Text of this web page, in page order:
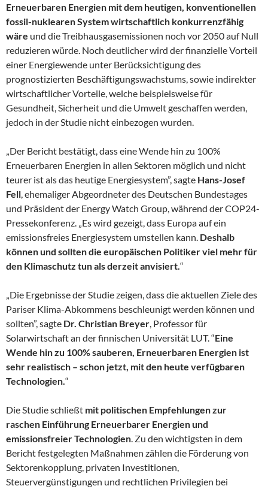
Erneuerbaren Energien mit dem heutigen, konventionellen
fossil-nuklearen System wirtschaftlich konkurrenzfähig
wäre und die Treibhausgasemissionen noch vor 2050 auf Null
reduzieren würde. Noch deutlicher wird der finanzielle Vorteil
einer Energiewende unter Berücksichtigung des
prognostizierten Beschäftigungswachstums, sowie indirekter
wirtschaftlicher Vorteile, welche beispielsweise für
Gesundheit, Sicherheit und die Umwelt geschaffen werden,
jedoch in der Studie nicht einbezogen wurden.
„Der Bericht bestätigt, dass eine Wende hin zu 100%
Erneuerbaren Energien in allen Sektoren möglich und nicht
teurer ist als das heutige Energiesystem”, sagte Hans-Josef
Fell, ehemaliger Abgeordneter des Deutschen Bundestages
und Präsident der Energy Watch Group, während der COP24-
Pressekonferenz. „Es wird gezeigt, dass Europa auf ein
emissionsfreies Energiesystem umstellen kann. Deshalb
können und sollten die europäischen Politiker viel mehr für
den Klimaschutz tun als derzeit anvisiert.“
„Die Ergebnisse der Studie zeigen, dass die aktuellen Ziele des
Pariser Klima-Abkommens beschleunigt werden können und
sollten”, sagte Dr. Christian Breyer, Professor für
Solarwirtschaft an der finnischen Universität LUT. “Eine
Wende hin zu 100% sauberen, Erneuerbaren Energien ist
sehr realistisch – schon jetzt, mit den heute verfügbaren
Technologien.“
Die Studie schließt mit politischen Empfehlungen zur
raschen Einführung Erneuerbarer Energien und
emissionsfreier Technologien. Zu den wichtigsten in dem
Bericht festgelegten Maßnahmen zählen die Förderung von
Sektorenkopplung, privaten Investitionen,
Steuervergünstigungen und rechtlichen Privilegien bei